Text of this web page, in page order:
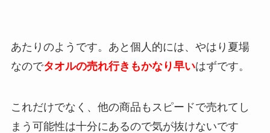
あたりのようです。あと個人的には、やはり夏場
なのでタオルの売れ行きもかなり早いはずです。
これだけでなく、他の商品もスピードで売れてし
まう可能性は十分にあるので気が抜けないです